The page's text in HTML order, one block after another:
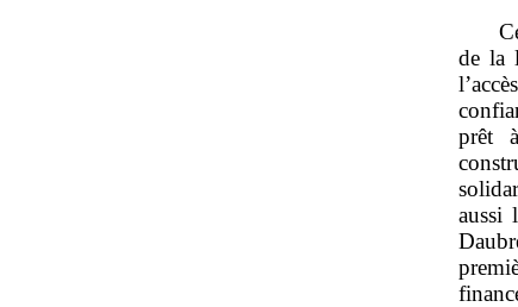
de la
prêt
aussi